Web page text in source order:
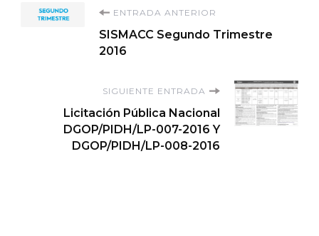
Navegación
entradas
ENTRADA ANTERIOR
SISMACC Segundo Trimestre
2016
SIGUIENTE ENTRADA
Licitación Pública Nacional
DGOP/PIDH/LP-007-2016 Y
DGOP/PIDH/LP-008-2016